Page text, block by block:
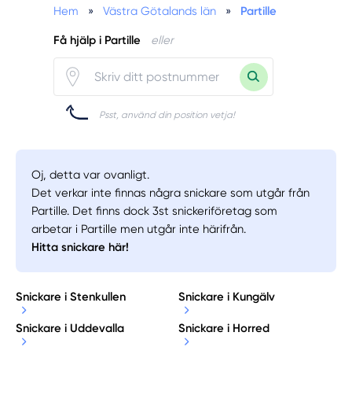
Hem » Västra Götalands län » Partille
Få hjälp i Partille eller
Psst, använd din position vetja!
Oj, detta var ovanligt.
Det verkar inte finnas några snickare som utgår från
Partille. Det finns dock 3st snickeriföretag som
arbetar i Partille men utgår inte härifrån.
Hitta snickare här!
Snickare i Stenkullen Snickare i Kungälv
Snickare i Uddevalla Snickare i Horred